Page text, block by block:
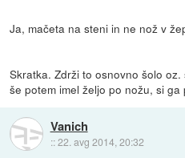
Ja, mačeta na steni in ne nož v
Skratka. Zdrži to osnovno šolo
še potem imel željo po nožu, si ga
Vanich
::22. avg 2014, 20:32